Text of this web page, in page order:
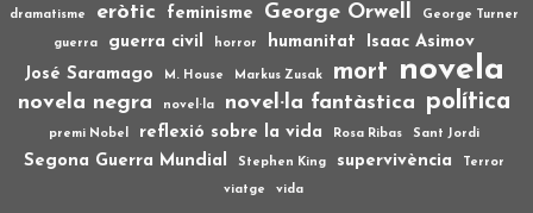
dramatisme eròtic feminisme George Orwell George Turner
guerra guerra civil horror humanitat
Isaac Asimov
José Saramago
M. House Markus Zusak mort novela
novela negra novel·la novel·la fantàstica política
premi Nobel reflexió sobre la vida Rosa Ribas Sant Jordi
Segona Guerra Mundial Stephen King supervivència Terror
viatge vida